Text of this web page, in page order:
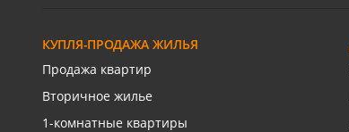
КУПЛЯ-ПРОДАЖА ЖИЛЬЯ
Продажа квартир
Вторичное жилье
1-комнатные квартиры